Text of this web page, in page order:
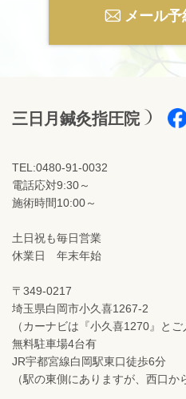
メール予
三日月鍼灸指圧院
TEL:0480-91-0032
電話応対9:30～
施術時間10:00～
土日祝も毎日営業
休業日 年末年始
〒349-0217
埼玉県白岡市小久喜1267-2
（カーナビは『小久喜1270』とご
無料駐車場4台有
JR宇都宮線白岡駅東口徒歩6分
（駅の東側にありますが、西口か